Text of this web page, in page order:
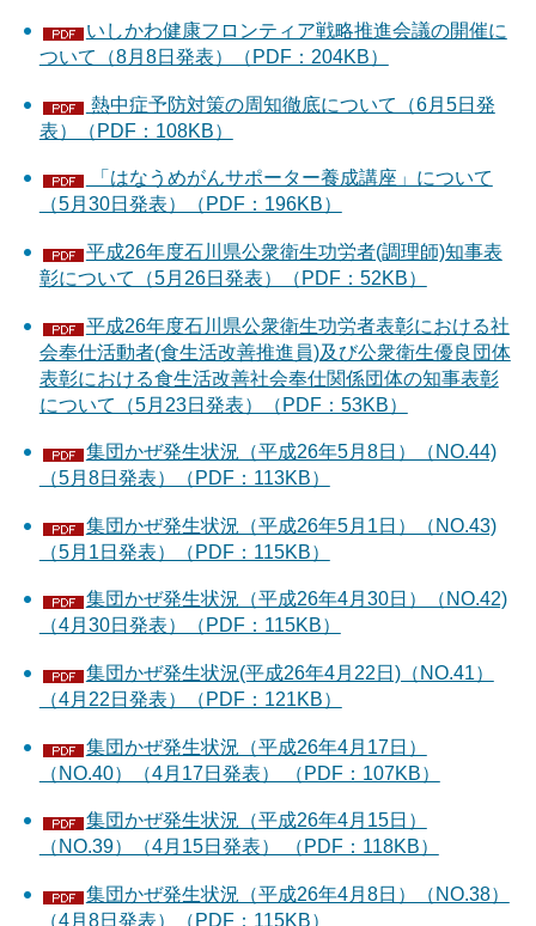
いしかわ健康フロンティア戦略推進会議の開催に
ついて（8月8日発表）（PDF：204KB）
熱中症予防対策の周知徹底について（6月5日発
表）（PDF：108KB）
「はなうめがんサポーター養成講座」について
（5月30日発表）（PDF：196KB）
平成26年度石川県公衆衛生功労者(調理師)知事表
彰について（5月26日発表）（PDF：52KB）
平成26年度石川県公衆衛生功労者表彰における社
会奉仕活動者(食生活改善推進員)及び公衆衛生優良団体
表彰における食生活改善社会奉仕関係団体の知事表彰
について（5月23日発表）（PDF：53KB）
集団かぜ発生状況（平成26年5月8日）（NO.44)
（5月8日発表）（PDF：113KB）
集団かぜ発生状況（平成26年5月1日）（NO.43)
（5月1日発表）（PDF：115KB）
集団かぜ発生状況（平成26年4月30日）（NO.42)
（4月30日発表）（PDF：115KB）
集団かぜ発生状況(平成26年4月22日)（NO.41）
（4月22日発表）（PDF：121KB）
集団かぜ発生状況（平成26年4月17日）
（NO.40）（4月17日発表） （PDF：107KB）
集団かぜ発生状況（平成26年4月15日）
（NO.39）（4月15日発表） （PDF：118KB）
集団かぜ発生状況（平成26年4月8日）（NO.38）
（4月8日発表）（PDF：115KB）